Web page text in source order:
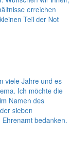
erreichen
Teil der Not
viele Jahre und es
Ich möchte die
Namen des
sieben
bedanken.